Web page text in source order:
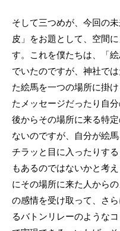
そして三つめが、今回の
皮」をお題として、空間
す。これを僕たちは、「
でいたのですが、神社で
た絵馬を一つの場所に掛
たメッセージだったり自
後からその場所に来る特
ないのですが、自分が絵
チラッと目に入ったりす
もあるのではないかと考
にその場所に来た人から
の感情を受け取って、さ
るバトンリレーのような